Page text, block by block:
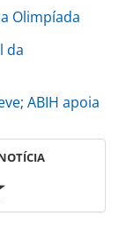
Olimpíada
da
ABIH apoia